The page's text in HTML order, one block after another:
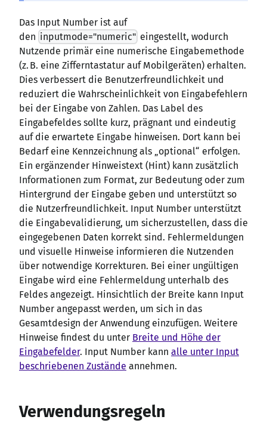
Das Input Number ist auf
den inputmode="numeric" eingestellt, wodurch
Nutzende primär eine numerische Eingabemethode
(z. B. eine Zifferntastatur auf Mobilgeräten) erhalten.
Dies verbessert die Benutzerfreundlichkeit und
reduziert die Wahrscheinlichkeit von Eingabefehlern
bei der Eingabe von Zahlen. Das Label des
Eingabefeldes sollte kurz, prägnant und eindeutig
auf die erwartete Eingabe hinweisen. Dort kann bei
Bedarf eine Kennzeichnung als „optional“ erfolgen.
Ein ergänzender Hinweistext (Hint) kann zusätzlich
Informationen zum Format, zur Bedeutung oder zum
Hintergrund der Eingabe geben und unterstützt so
die Nutzerfreundlichkeit. Input Number unterstützt
die Eingabevalidierung, um sicherzustellen, dass die
eingegebenen Daten korrekt sind. Fehlermeldungen
und visuelle Hinweise informieren die Nutzenden
über notwendige Korrekturen. Bei einer ungültigen
Eingabe wird eine Fehlermeldung unterhalb des
Feldes angezeigt. Hinsichtlich der Breite kann Input
Number angepasst werden, um sich in das
Gesamtdesign der Anwendung einzufügen. Weitere
Hinweise findest du unter Breite und Höhe der
Eingabefelder. Input Number kann alle unter Input
beschriebenen Zustände annehmen.
Verwendungsregeln